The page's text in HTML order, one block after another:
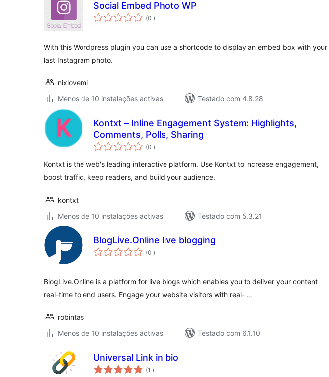
Social Embed Photo WP
(0 classificações
)
With this Wordpress plugin you can use a shortcode to display an embed box with your
last Instagram photo.
nixlovemi
Menos de 10 instalações activas
Testado com 4.8.28
Kontxt – Inline Engagement System: Highlights,
Comments, Polls, Sharing
(0 classificações
)
Kontxt is the web's leading interactive platform. Use Kontxt to increase engagement,
boost traffic, keep readers, and build your audience.
kontxt
Menos de 10 instalações activas
Testado com 5.3.21
BlogLive.Online live blogging
(0 classificações
)
BlogLive.Online is a platform for live blogs which enables you to deliver your content
real-time to end users. Engage your website visitors with real- …
robintas
Menos de 10 instalações activas
Testado com 6.1.10
Universal Link in bio
(1 classificações
)